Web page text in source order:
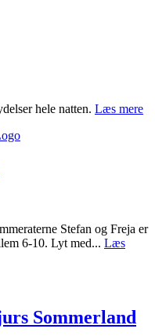
hele natten. Læs mere
Stefan og Freja er
6-10. Lyt med... Læs
Sommerland